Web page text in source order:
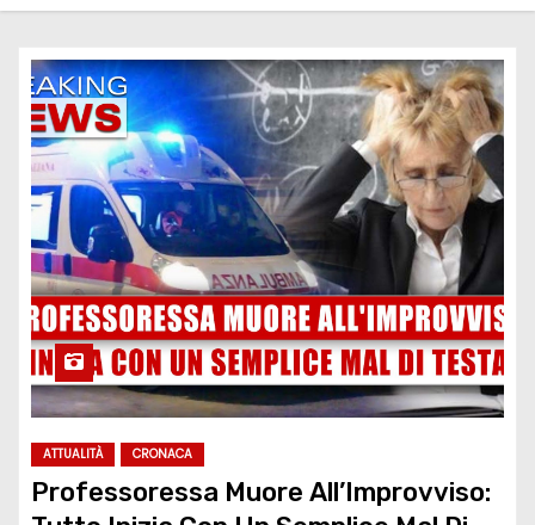
ATTUALITÀ CRONACA
Professoressa Muore All’Improvviso: